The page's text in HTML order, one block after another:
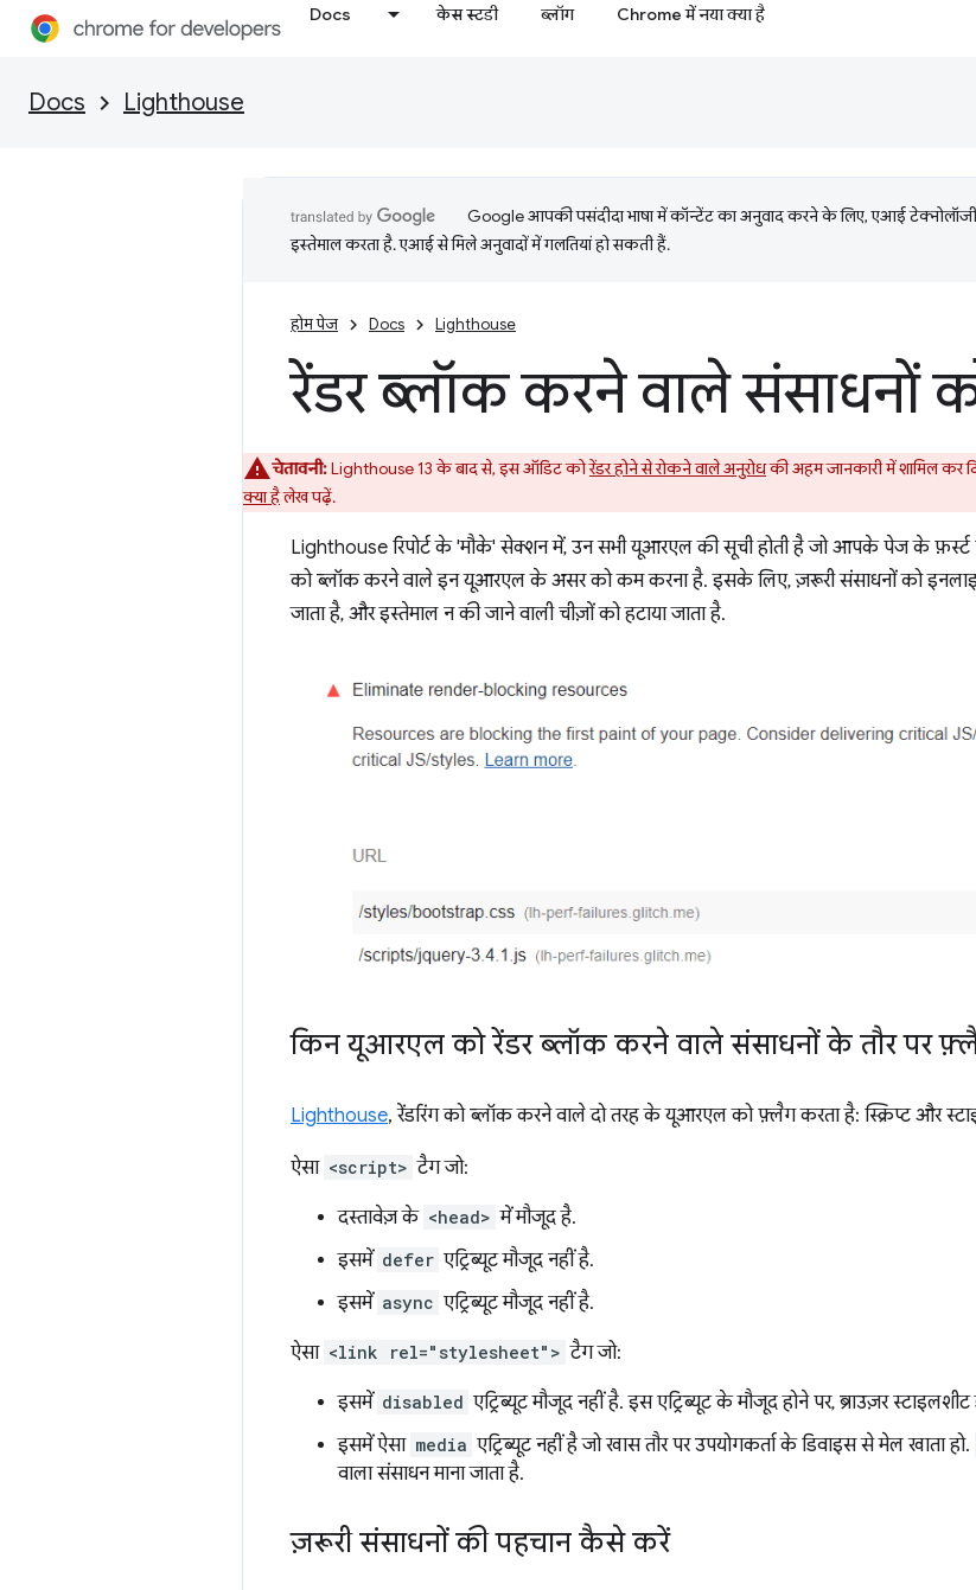
Docs केस स्टडी ब्लॉग Chrome में नया क्या है
Docs Lighthouse
Google आपकी पसंदीदा भाषा में कॉन्टेंट का अनुवाद करने के लिए, एआई
इस्तेमाल करता है. एआई से मिले अनुवादों में गलतियां हो सकती हैं.
होम पेज Docs Lighthouse
रेंडर ब्लॉक करने वाले संसाधनों
चेतावनी:Lighthouse 13 के बाद से, इस ऑडिट कोरेंडर होने से रोकने वाले अनुरोधकी अहम जानकारी में शामिल कर
क्या हैलेख पढ़ें.
Lighthouse रिपोर्ट के 'मौके' सेक्शन में, उन सभी यूआरएल की सूची होती है जो आपके पेज के
को ब्लॉक करने वाले इन यूआरएल के असर को कम करना है. इसके लिए, ज़रूरी संसाधनों को इनलाइन
जाता है, और इस्तेमाल न की जाने वाली चीज़ों को हटाया जाता है.
किन यूआरएल को रेंडर ब्लॉक करने वाले संसाधनों के तौर पर
Lighthouse, रेंडरिंग को ब्लॉक करने वाले दो तरह के यूआरएल को फ़्लैग करता है: स्क्रिप्ट और
ऐसा <script> टैग जो:
दस्तावेज़ के <head> में मौजूद है.
इसमें defer एट्रिब्यूट मौजूद नहीं है.
इसमें async एट्रिब्यूट मौजूद नहीं है.
ऐसा <link rel="stylesheet"> टैग जो:
इसमें disabled एट्रिब्यूट मौजूद नहीं है. इस एट्रिब्यूट के मौजूद होने पर, ब्राउज़र
इसमें ऐसा media एट्रिब्यूट नहीं है जो खास तौर पर उपयोगकर्ता के डिवाइस से मेल खाता हो.
वाला संसाधन माना जाता है.
ज़रूरी संसाधनों की पहचान कैसे करें